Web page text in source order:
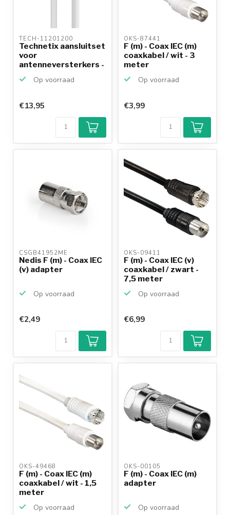
TECH-11201200
Technetix aansluitset
voor
antenneversterkers -
Op voorraad
€13,95
OKS-87441
F (m) - Coax IEC (m)
coaxkabel / wit - 3
meter
Op voorraad
€3,99
CSGB41952ME
Nedis F (m) - Coax IEC
(v) adapter
Op voorraad
€2,49
OKS-09411
F (m) - Coax IEC (v)
coaxkabel / zwart -
7,5 meter
Op voorraad
€6,99
OKS-49468
F (m) - Coax IEC (m)
coaxkabel / wit - 1,5
meter
Op voorraad
OKS-00105
F (m) - Coax IEC (m)
adapter
Op voorraad